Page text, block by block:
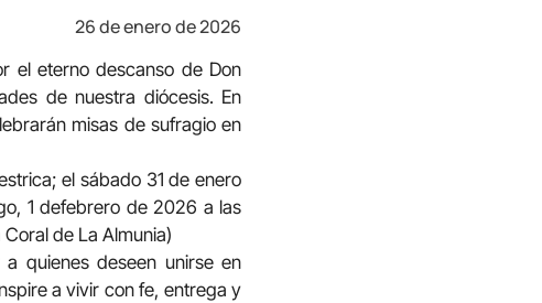
26 de enero de 2026
el eterno descanso de Don
de nuestra diócesis. En
misas de sufragio en
el sábado 31 de enero
1 defebrero de 2026 a las
de La Almunia)
quienes deseen unirse en
a vivir con fe, entrega y